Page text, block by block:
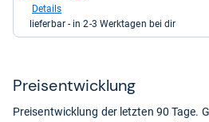
Otto.de
Details
lieferbar - in 2-3 Werktagen bei dir
Preis­ent­wick­lung
Preisentwicklung der letzten 90 Tage.